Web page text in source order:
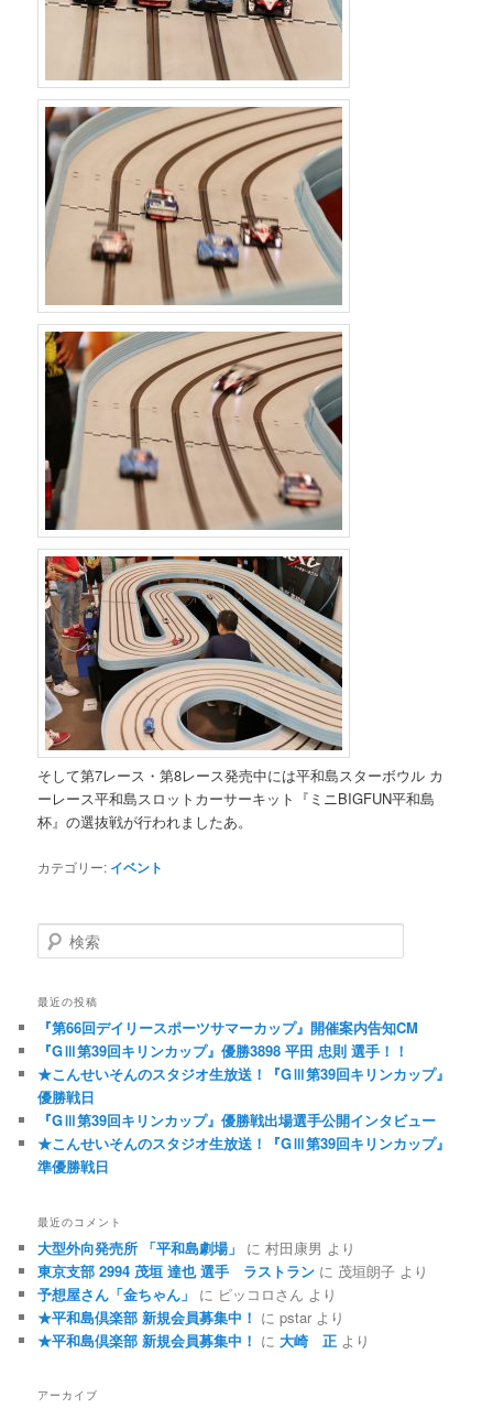
そして第7レース・第8レース発売中には平和島スターボウル カ
ーレース平和島スロットカーサーキット『ミニBIGFUN平和島
杯』の選抜戦が行われましたあ。
カテゴリー: イベント
検索
最近の投稿
『第66回デイリースポーツサマーカップ』開催案内告知CM
『GⅢ第39回キリンカップ』優勝3898 平田 忠則 選手！！
★こんせいそんのスタジオ生放送！『GⅢ第39回キリンカップ』
優勝戦日
『GⅢ第39回キリンカップ』優勝戦出場選手公開インタビュー
★こんせいそんのスタジオ生放送！『GⅢ第39回キリンカップ』
準優勝戦日
最近のコメント
大型外向発売所 「平和島劇場」 に村田康男 より
東京支部 2994 茂垣 達也 選手 ラストラン に 茂垣朗子 より
予想屋さん「金ちゃん」
に ピッコロさん より
★平和島倶楽部 新規会員募集中！ にpstar より
★平和島倶楽部 新規会員募集中！ に大崎 正 より
アーカイブ